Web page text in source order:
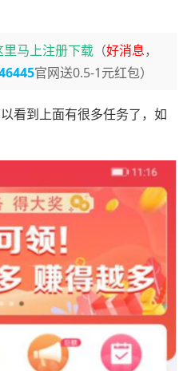
里马上注册下载（好消息，
官网送0.5-1元红包）
看到上面有很多任务了，如